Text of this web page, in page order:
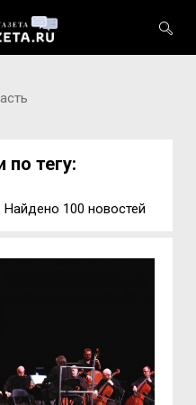
по тегу:
Найдено 100 новостей